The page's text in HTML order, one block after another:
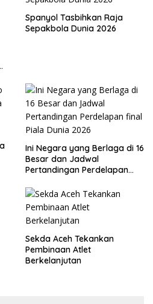
Spanyol Tasbihkan Raja
Sepakbola Dunia 2026
Ini Negara yang Berlaga di 16
Besar dan Jadwal
Pertandingan Perdelapan
Sekda Aceh Tekankan
Pembinaan Atlet
Berkelanjutan